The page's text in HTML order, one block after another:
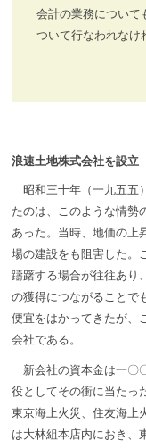
会計の業務について
ついて行なわれなけ
浪速土地株式会社を設立
昭和三十年（一九五五
たのは、このような情勢
あった。当時、地価の上
場の建設をも阻害した。
躊躇する場合が往往あり
の獲得につながることで
便宜をはかってきたが、
会社である。
新会社の資本金は一〇
役としてその衝に当たっ
東京海上火災、住友海上
は大林組本店内におき、